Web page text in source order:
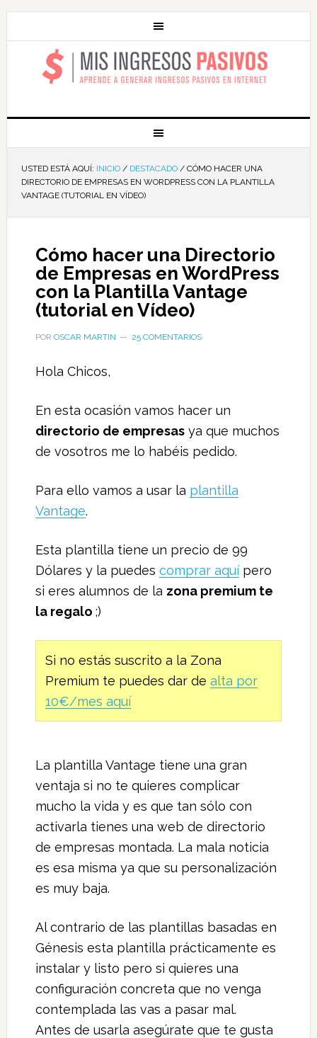
MIS INGRESOS
PASIVOS
USTED ESTÁ AQUÍ: INICIO / DESTACADO /CÓMO HACER UNA
DIRECTORIO DE EMPRESAS EN WORDPRESS CON LA PLANTILLA
VANTAGE (TUTORIAL EN VÍDEO)
Cómo hacer una Directorio
de Empresas en WordPress
con la Plantilla Vantage
(tutorial en Vídeo)
POR OSCAR MARTIN 25 COMENTARIOS
Hola Chicos,
En esta ocasión vamos hacer un
directorio de empresasya que muchos
de vosotros me lo habéis pedido.
Para ello vamos a usar la plantilla
Vantage.
Esta plantilla tiene un precio de 99
Dólares y la puedes comprar aquípero
si eres alumnos de la zona premium te
la regalo ;)
Si no estás suscrito a la Zona
Premium te puedes dar de alta por
10€/mes aquí
La plantilla Vantage tiene una gran
ventaja si no te quieres complicar
mucho la vida y es que tan sólo con
activarla tienes una web de directorio
de empresas montada. La mala noticia
es esa misma ya que su personalización
es muy baja.
Al contrario de las plantillas basadas en
Génesis esta plantilla prácticamente es
instalar y listo pero si quieres una
configuración concreta que no venga
contemplada las vas a pasar mal.
Antes de usarla asegúrate que te gusta